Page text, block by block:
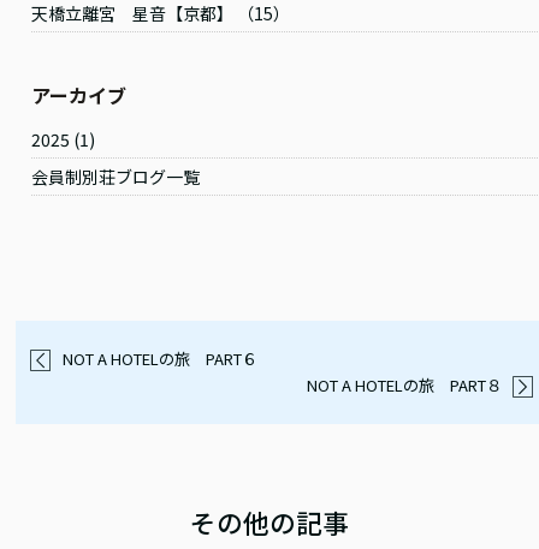
天橋立離宮 星音【京都】 （15）
アーカイブ
2025 (1)
会員制別荘ブログ一覧
NOT A HOTELの旅 PART６
NOT A HOTELの旅 PART８
その他の記事